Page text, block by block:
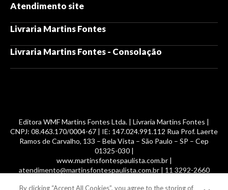
Atendimento site
Livraria Martins Fontes
Livraria Martins Fontes - Consolação
Editora WMF Martins Fontes Ltda. | Livraria Martins Fontes |
CNPJ: 08.463.170/0004-67 | IE: 147.024.991.112 Rua Prof. Laerte
Ramos de Carvalho, 133 – Bela Vista – São Paulo – SP – Cep
01325-030 |
www.martinsfontespaulista.com.br |
atendimento@martinsfontespaulista.com.br | 11 3292-2660
By clicking “Accept All Cookies”, you agree to the storing of